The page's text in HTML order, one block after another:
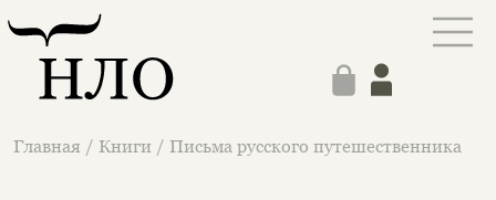
Главная / Книги / Письма русского путешественника